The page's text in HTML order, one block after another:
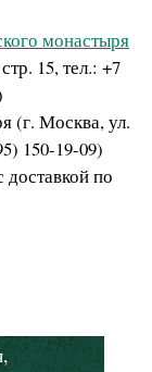
монастыря
15, тел.: +7
(г. Москва, ул.
150-19-09)
доставкой по